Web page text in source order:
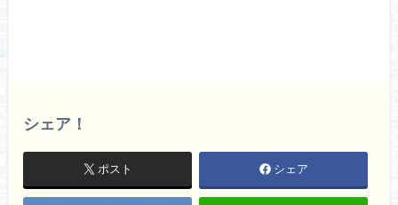
シェア！
ポスト シェア